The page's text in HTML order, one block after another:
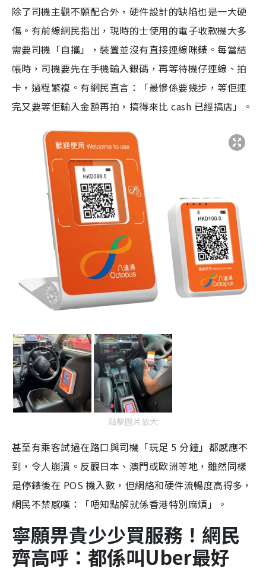
除了司機主觀不願配合外，硬件設計的缺陷也是一大硬
傷。有前線網民指出，現時的士使用的電子收款機大多
需要司機「自攜」，裝置並沒有直接連線咪錶。每當結
帳時，司機要先在手機輸入銀碼，再等待機仔連線、拍
卡，過程繁複。有網民直言：「最慘係要幾步，等佢連
完又要等佢輸入金額再拍，搞得來比 cash 已經搞店」。
點擊圖片放大
甚至有乘客試過在路口與司機「玩足 5 分鐘」都感應不
到，令人崩潰。反觀日本、澳門或歐洲等地，雖然同樣
是停錶後在 POS 機入數，但網絡和硬件流暢度高得多，
網民不禁感嘆：「唔知點解就係香港特別麻煩」。
寧願畀貴少少買服務！網民
齊高呼：都係叫Uber最好